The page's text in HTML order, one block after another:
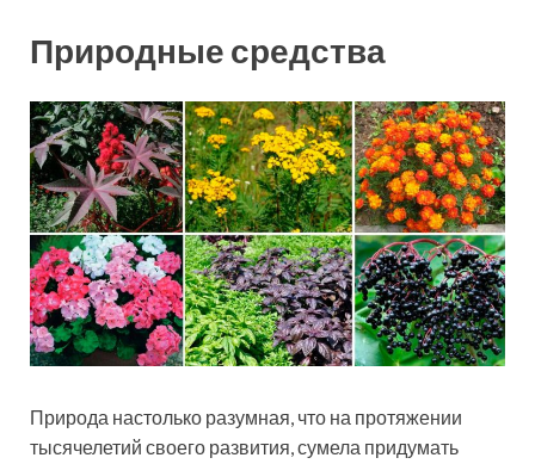
Природные средства
Природа настолько разумная, что на протяжении
тысячелетий своего развития, сумела придумать